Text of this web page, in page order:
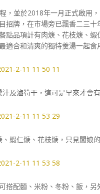
並於2018年一月正式啟用
牌，在市場旁已飄香二三
品項計有肉焿、花枝焿、
適合和清爽的獨特羹湯一起食
及滷筍干，這可是早來才會
蝦仁焿、花枝焿，只見闆娘
配麵、米粉、冬粉、飯，另